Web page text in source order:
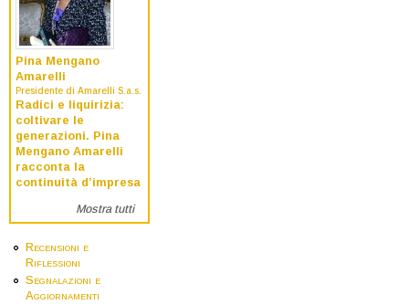
Pina Mengano
Amarelli
Presidente di Amarelli S.a.s.
Radici e liquirizia:
coltivare le
generazioni. Pina
Mengano Amarelli
racconta la
continuità d’impresa
Mostra tutti
Recensioni e
Riflessioni
Segnalazioni e
Aggiornamenti